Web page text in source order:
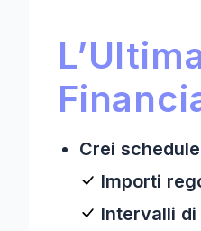
Sezione
Crei
Importi
Intervalli